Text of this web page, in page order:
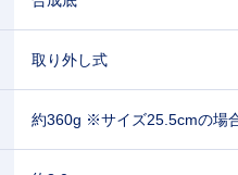
取り外し式
約360g ※サイズ25.5cmの場